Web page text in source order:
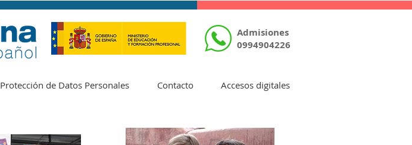
Admisiones
0994904226
Protección de Datos Personales Contacto Accesos digitales